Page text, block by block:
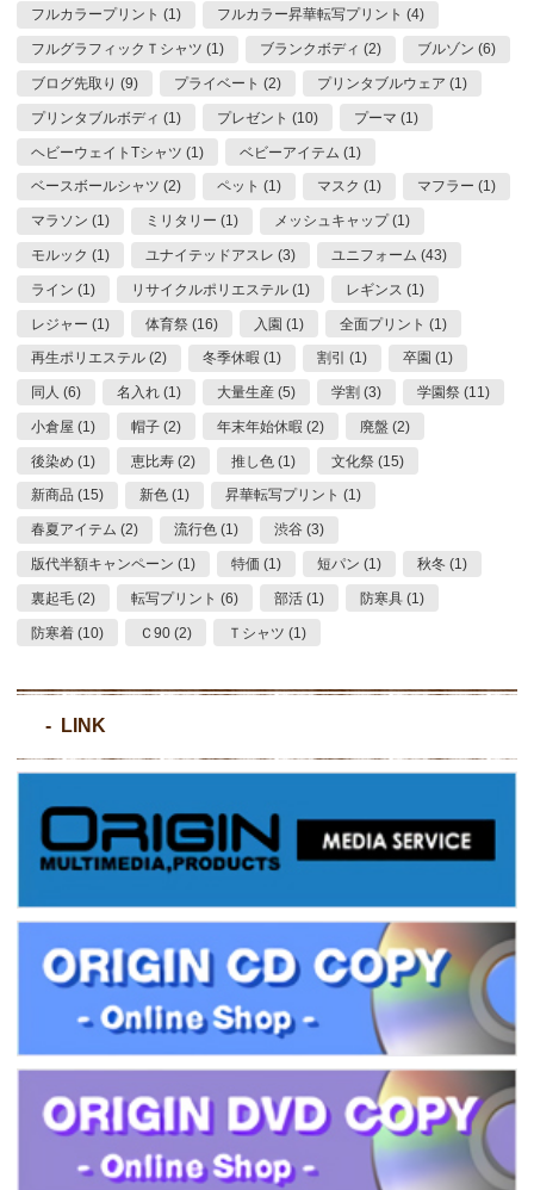
フルカラープリント (1) フルカラー昇華転写プリント (4)
フルグラフィックＴシャツ (1) ブランクボディ (2) ブルゾン (6)
ブログ先取り (9) プライベート (2) プリンタブルウェア (1)
プリンタブルボディ (1) プレゼント (10) プーマ (1)
ヘビーウェイトTシャツ (1) ベビーアイテム (1)
ベースボールシャツ (2) ペット (1) マスク (1) マフラー (1)
マラソン (1) ミリタリー (1) メッシュキャップ (1)
モルック (1) ユナイテッドアスレ (3) ユニフォーム (43)
ライン (1) リサイクルポリエステル (1) レギンス (1)
レジャー (1) 体育祭 (16) 入園 (1) 全面プリント (1)
再生ポリエステル (2) 冬季休暇 (1) 割引 (1) 卒園 (1)
同人 (6) 名入れ (1) 大量生産 (5) 学割 (3) 学園祭 (11)
小倉屋 (1) 帽子 (2) 年末年始休暇 (2) 廃盤 (2)
後染め (1) 恵比寿 (2) 推し色 (1) 文化祭 (15)
新商品 (15) 新色 (1) 昇華転写プリント (1)
春夏アイテム (2) 流行色 (1) 渋谷 (3)
版代半額キャンペーン (1) 特価 (1) 短パン (1) 秋冬 (1)
裏起毛 (2) 転写プリント (6) 部活 (1) 防寒具 (1)
防寒着 (10) Ｃ90 (2) Ｔシャツ (1)
LINK